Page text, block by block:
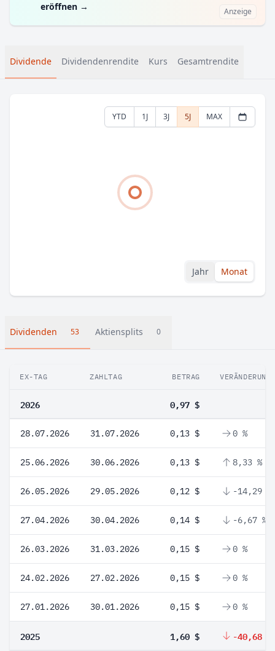
eröffnen → Anzeige
Dividende Dividendenrendite Kurs Gesamtrendite
YTD 1J 3J 5J MAX
Jahr Monat
Dividenden 53 Aktiensplits 0
EX-TAG ZAHLTAG BETRAG VERÄNDERUNG
2026 0,97 $
28.07.2026 31.07.2026 0,13 $ 0 %
25.06.2026 30.06.2026 0,13 $ 8,33 %
26.05.2026 29.05.2026 0,12 $ -14,29 %
27.04.2026 30.04.2026 0,14 $ -6,67 %
26.03.2026 31.03.2026 0,15 $ 0 %
24.02.2026 27.02.2026 0,15 $ 0 %
27.01.2026 30.01.2026 0,15 $ 0 %
2025 1,60 $ -40,68 %